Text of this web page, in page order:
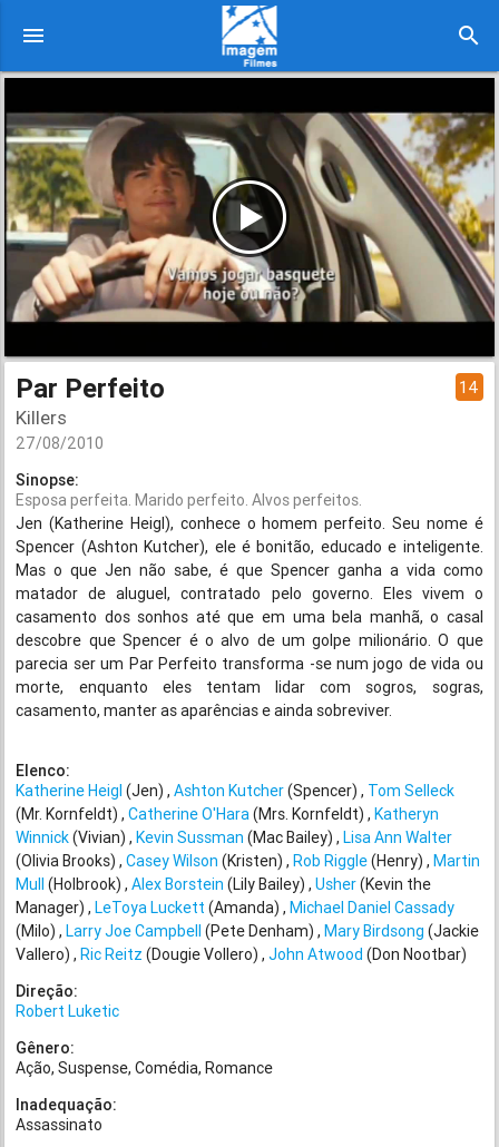
menu search
Par Perfeito 14
Killers
27/08/2010
Sinopse:
Esposa perfeita. Marido perfeito. Alvos perfeitos.
Jen (Katherine Heigl), conhece o homem perfeito. Seu nome é
Spencer (Ashton Kutcher), ele é bonitão, educado e inteligente.
Mas o que Jen não sabe, é que Spencer ganha a vida como
matador de aluguel, contratado pelo governo. Eles vivem o
casamento dos sonhos até que em uma bela manhã, o casal
descobre que Spencer é o alvo de um golpe milionário. O que
parecia ser um Par Perfeito transforma -se num jogo de vida ou
morte, enquanto eles tentam lidar com sogros, sogras,
casamento, manter as aparências e ainda sobreviver.
Elenco:
Katherine Heigl (Jen) Ashton Kutcher(Spencer) Tom Selleck
(Mr. Kornfeldt) Catherine O'Hara(Mrs. Kornfeldt) Katheryn
Winnick(Vivian) Kevin Sussman (Mac Bailey) Lisa Ann Walter
(Olivia Brooks) Casey Wilson (Kristen) Rob Riggle(Henry) Martin
Mull (Holbrook) Alex Borstein (Lily Bailey) Usher(Kevin the
Manager) LeToya Luckett (Amanda) Michael Daniel Cassady
(Milo) Larry Joe Campbell (Pete Denham) Mary Birdsong (Jackie
Vallero) Ric Reitz (Dougie Vollero) John Atwood (Don Nootbar)
Direção:
Robert Luketic
Gênero:
Ação Suspense Comédia Romance
Inadequação:
Assassinato